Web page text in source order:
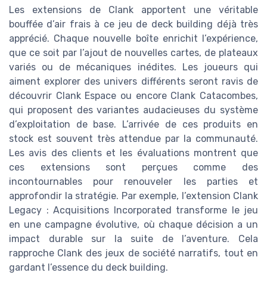
Les extensions de Clank apportent une véritable
bouffée d’air frais à ce jeu de deck building déjà très
apprécié. Chaque nouvelle boîte enrichit l’expérience,
que ce soit par l’ajout de nouvelles cartes, de plateaux
variés ou de mécaniques inédites. Les joueurs qui
aiment explorer des univers différents seront ravis de
découvrir Clank Espace ou encore Clank Catacombes,
qui proposent des variantes audacieuses du système
d’exploitation de base. L’arrivée de ces produits en
stock est souvent très attendue par la communauté.
Les avis des clients et les évaluations montrent que
ces extensions sont perçues comme des
incontournables pour renouveler les parties et
approfondir la stratégie. Par exemple, l’extension Clank
Legacy : Acquisitions Incorporated transforme le jeu
en une campagne évolutive, où chaque décision a un
impact durable sur la suite de l’aventure. Cela
rapproche Clank des jeux de société narratifs, tout en
gardant l’essence du deck building.